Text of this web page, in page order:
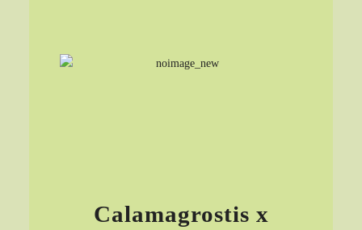
Calamagrostis x